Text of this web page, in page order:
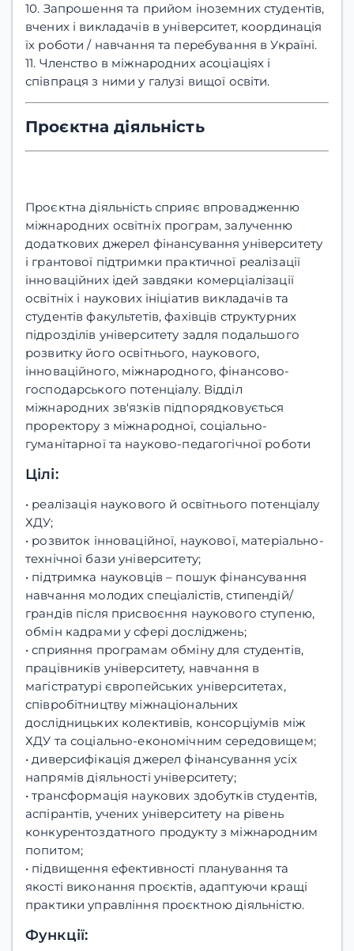
10. Запрошення та прийом іноземних студентів,
вчених і викладачів в університет, координація
їх роботи / навчання та перебування в Україні.
11. Членство в міжнародних асоціаціях і
співпраця з ними у галузі вищої освіти.
Проєктна діяльність
Проєктна діяльність сприяє впровадженню
міжнародних освітніх програм, залученню
додаткових джерел фінансування університету
і грантової підтримки практичної реалізації
інноваційних ідей завдяки комерціалізації
освітніх і наукових ініціатив викладачів та
студентів факультетів, фахівців структурних
підрозділів університету задля подальшого
розвитку його освітнього, наукового,
інноваційного, міжнародного, фінансово-
господарського потенціалу. Відділ
міжнародних зв'язків підпорядковується
проректору з міжнародної, соціально-
гуманітарної та науково-педагогічної роботи
Цілі:
• реалізація наукового й освітнього потенціалу
ХДУ;
• розвиток інноваційної, наукової, матеріально-
технічної бази університету;
• підтримка науковців – пошук фінансування
навчання молодих спеціалістів, стипендій/
грандів після присвоєння наукового ступеню,
обмін кадрами у сфері досліджень;
• сприяння програмам обміну для студентів,
працівників університету, навчання в
магістратурі європейських університетах,
співробітництву міжнаціональних
дослідницьких колективів, консорціумів між
ХДУ та соціально-економічним середовищем;
• диверсифікація джерел фінансування усіх
напрямів діяльності університету;
• трансформація наукових здобутків студентів,
аспірантів, учених університету на рівень
конкурентоздатного продукту з міжнародним
попитом;
• підвищення ефективності планування та
якості виконання проєктів, адаптуючи кращі
практики управління проєктною діяльністю.
Функції: